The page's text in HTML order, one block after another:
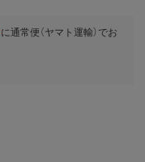
に通常便（ヤマト運輸） でお